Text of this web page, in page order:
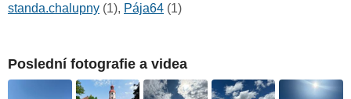
standa.chalupny (1), Pája64 (1)
Poslední fotografie a videa